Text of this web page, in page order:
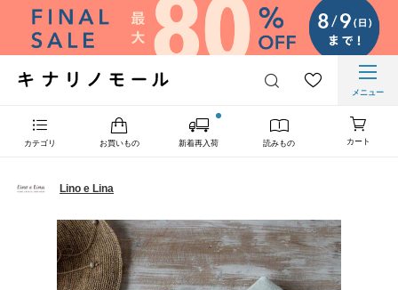
メニュー
カテゴリ お買いもの 新着再入荷 読みもの カート
Lino e Lina